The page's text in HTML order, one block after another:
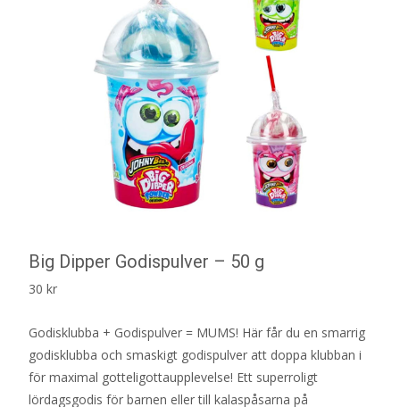
Big Dipper Godispulver – 50 g
30 kr
Godisklubba + Godispulver = MUMS! Här får du en smarrig
godisklubba och smaskigt godispulver att doppa klubban i
för maximal gotteligottaupplevelse! Ett superroligt
lördagsgodis för barnen eller till kalaspåsarna på